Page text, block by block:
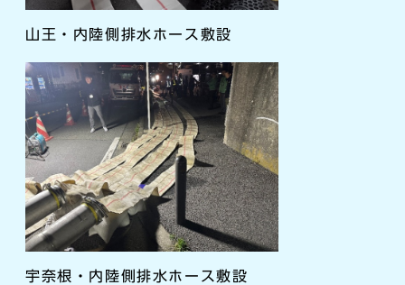
山王・内陸側排水ホース敷設
宇奈根・内陸側排水ホース敷設